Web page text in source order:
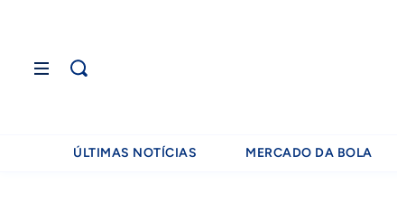
ÚLTIMAS NOTÍCIAS MERCADO DA BOLA